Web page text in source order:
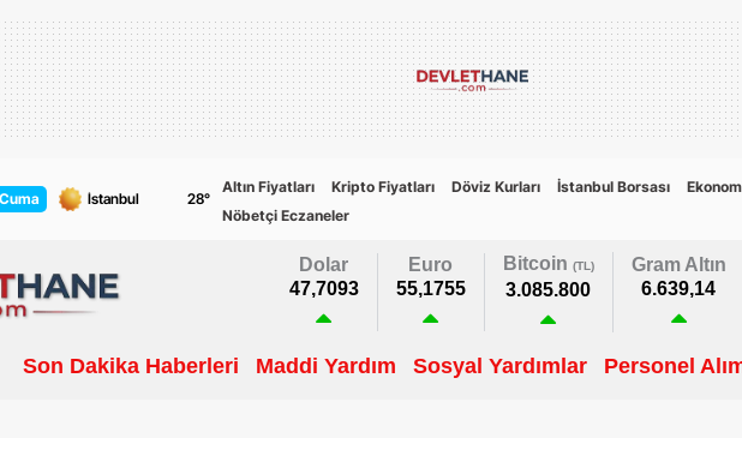
28°
Altın Fiyatları Kripto Fiyatları Döviz Kurları İstanbul Borsası
Nöbetçi Eczaneler
Dolar
47,7093
Euro
55,1755
Bitcoin (TL)
3.085.800
Gram Altın
6.639,14
Son Dakika Haberleri Maddi Yardım Sosyal Yardımlar Personel